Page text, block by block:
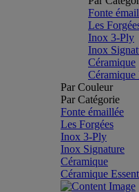
Fonte
Les
Inox 3-Ply
Inox
Céramique
Céramique
Par Couleur
Par Catégorie
Fonte émaillée
Les Forgées
Inox 3-Ply
Inox Signature
Céramique
Céramique